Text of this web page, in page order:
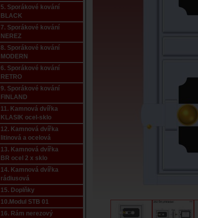
5. Sporákové kování
BLACK
7. Sporákové kování
NEREZ
8. Sporákové kování
MODERN
6. Sporákové kování
RETRO
9. Sporákové kování
FINLAND
11. Kamnová dvířka
KLASIK ocel-sklo
12. Kamnová dvířka
litinová a ocelová
13. Kamnová dvířka
BR ocel 2 x sklo
14. Kamnová dvířka
rádiusová
15. Doplňky
10.Modul STB 01
16. Rám nerezový